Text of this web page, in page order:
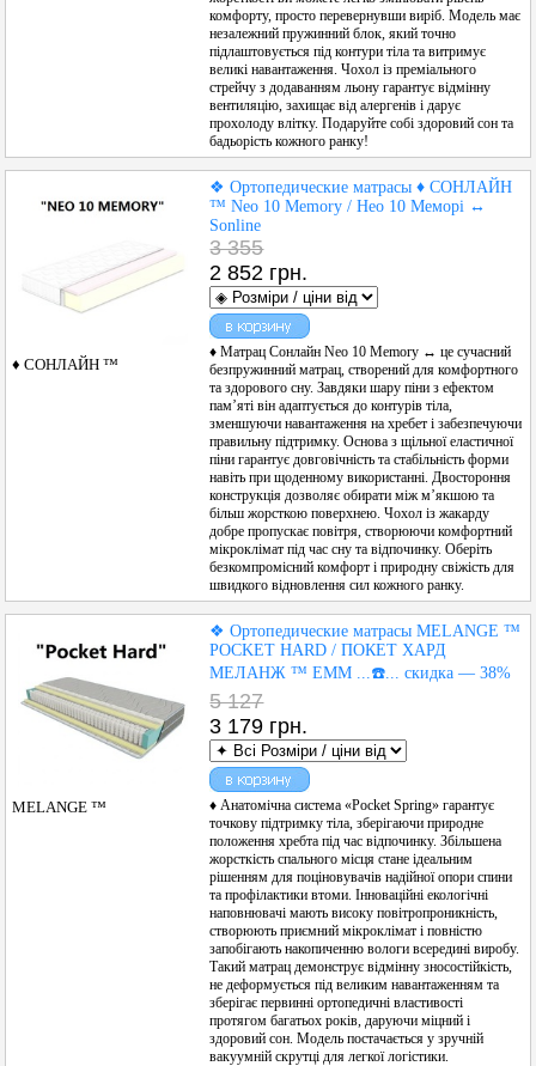
комфорту, просто перевернувши виріб. Модель має
незалежний пружинний блок, який точно
підлаштовується під контури тіла та витримує
великі навантаження. Чохол із преміального
стрейчу з додаванням льону гарантує відмінну
вентиляцію, захищає від алергенів і дарує
прохолоду влітку. Подаруйте собі здоровий сон та
бадьорість кожного ранку!
♦ СОНЛАЙН ™
❖ Ортопедические матрасы ♦ СОНЛАЙН
™ Neo 10 Memory / Нео 10 Меморі ↔
Sonline
3 355
2 852 грн.
♦ Матрац Сонлайн Neo 10 Memory ↔ це сучасний
безпружинний матрац, створений для комфортного
та здорового сну. Завдяки шару піни з ефектом
пам’яті він адаптується до контурів тіла,
зменшуючи навантаження на хребет і забезпечуючи
правильну підтримку. Основа з щільної еластичної
піни гарантує довговічність та стабільність форми
навіть при щоденному використанні. Двостороння
конструкція дозволяє обирати між м’якшою та
більш жорсткою поверхнею. Чохол із жакарду
добре пропускає повітря, створюючи комфортний
мікроклімат під час сну та відпочинку. Оберіть
безкомпромісний комфорт і природну свіжість для
швидкого відновлення сил кожного ранку.
MELANGE ™
❖ Ортопедические матрасы MELANGE ™
POCKET HARD / ПОКЕТ ХАРД
МЕЛАНЖ ™ ЕММ ...☎️... скидка — 38%
5 127
3 179 грн.
♦ Анатомічна система «Pocket Spring» гарантує
точкову підтримку тіла, зберігаючи природне
положення хребта під час відпочинку. Збільшена
жорсткість спального місця стане ідеальним
рішенням для поціновувачів надійної опори спини
та профілактики втоми. Інноваційні екологічні
наповнювачі мають високу повітропроникність,
створюють приємний мікроклімат і повністю
запобігають накопиченню вологи всередині виробу.
Такий матрац демонструє відмінну зносостійкість,
не деформується під великим навантаженням та
зберігає первинні ортопедичні властивості
протягом багатьох років, даруючи міцний і
здоровий сон. Модель постачається у зручній
вакуумній скрутці для легкої логістики.